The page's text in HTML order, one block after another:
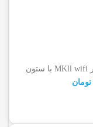
ترازو فروشگاهی رادین 40 kg لیبل پرینتردار MKll wifi با ستون
تومان